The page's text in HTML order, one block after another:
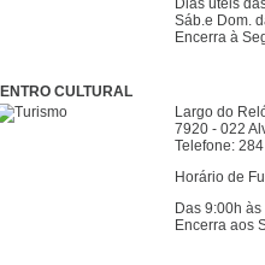
Dias úteis
Sáb.e Dom.
Encerra à
CULTURAL
Largo do
7920 - 022
Telefone:
Horário de
Das 9:00h
Encerra aos